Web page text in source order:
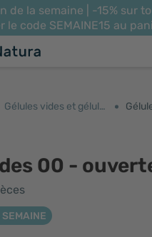
de la semaine | -15% sur
le code SEMAINE15 au
Gélules vides et géluliers
00 -
SEMAINE